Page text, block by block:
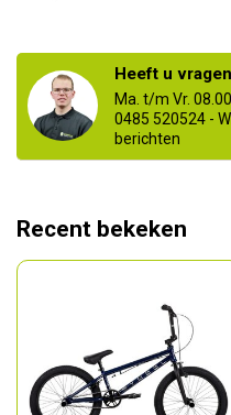
Heeft u
Ma. t/m Vr.
0485 520524 -
berichten
Recent bekeken